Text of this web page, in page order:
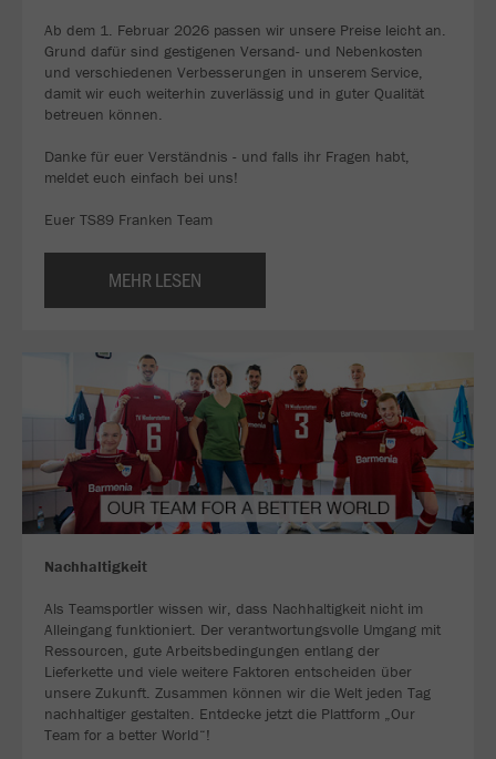
Ab dem 1. Februar 2026 passen wir unsere Preise leicht an.
Grund dafür sind gestigenen Versand- und Nebenkosten
und verschiedenen Verbesserungen in unserem Service,
damit wir euch weiterhin zuverlässig und in guter Qualität
betreuen können.
Danke für euer Verständnis - und falls ihr Fragen habt,
meldet euch einfach bei uns!
Euer TS89 Franken Team
MEHR LESEN
Nachhaltigkeit
Als Teamsportler wissen wir, dass Nachhaltigkeit nicht im
Alleingang funktioniert. Der verantwortungsvolle Umgang mit
Ressourcen, gute Arbeitsbedingungen entlang der
Lieferkette und viele weitere Faktoren entscheiden über
unsere Zukunft. Zusammen können wir die Welt jeden Tag
nachhaltiger gestalten. Entdecke jetzt die Plattform „Our
Team for a better World“!